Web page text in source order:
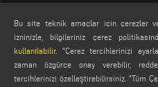
LEGALS
LEGAL NOTES
COOKIE POLICY
Bu site teknik amaçlar için çerezler
izninizle, bilgileriniz çerez
kullanılabilir. "Çerez tercihlerinizi
zaman özgürce onay verebilir,
tercihlerinizi özelleştirebilirsiniz. "Tüm